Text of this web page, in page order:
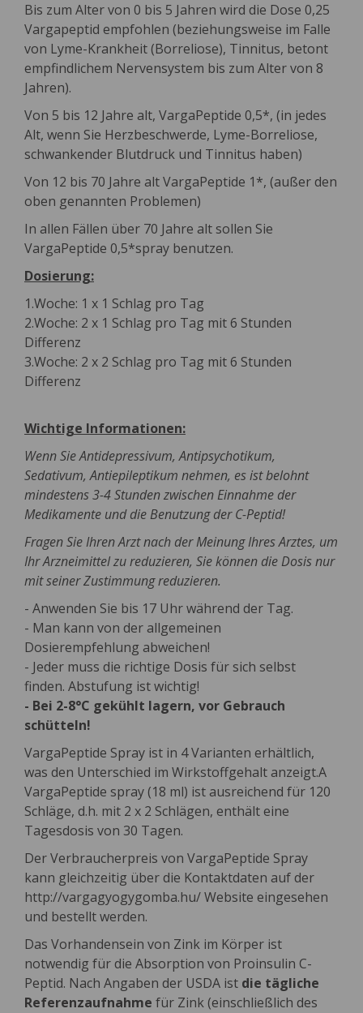
Bis zum Alter von 0 bis 5 Jahren wird die Dose 0,25
Vargapeptid empfohlen (beziehungsweise im Falle
von Lyme-Krankheit (Borreliose), Tinnitus, betont
empfindlichem Nervensystem bis zum Alter von 8
Jahren).
Von 5 bis 12 Jahre alt, VargaPeptide 0,5*, (in jedes
Alt, wenn Sie Herzbeschwerde, Lyme-Borreliose,
schwankender Blutdruck und Tinnitus haben)
Von 12 bis 70 Jahre alt VargaPeptide 1*, (außer den
oben genannten Problemen)
In allen Fällen über 70 Jahre alt sollen Sie
VargaPeptide 0,5*spray benutzen.
Dosierung:
1.Woche: 1 x 1 Schlag pro Tag
2.Woche: 2 x 1 Schlag pro Tag mit 6 Stunden
Differenz
3.Woche: 2 x 2 Schlag pro Tag mit 6 Stunden
Differenz
Wichtige Informationen:
Wenn Sie Antidepressivum, Antipsychotikum,
Sedativum, Antiepileptikum nehmen, es ist belohnt
mindestens 3-4 Stunden zwischen Einnahme der
Medikamente und die Benutzung der C-Peptid!
Fragen Sie Ihren Arzt nach der Meinung Ihres Arztes, um
Ihr Arzneimittel zu reduzieren, Sie können die Dosis nur
mit seiner Zustimmung reduzieren.
- Anwenden Sie bis 17 Uhr während der Tag.
- Man kann von der allgemeinen
Dosierempfehlung abweichen!
- Jeder muss die richtige Dosis für sich selbst
finden. Abstufung ist wichtig!
- Bei 2-8°C gekühlt lagern, vor Gebrauch
schütteln!
VargaPeptide Spray ist in 4 Varianten erhältlich,
was den Unterschied im Wirkstoffgehalt anzeigt.A
VargaPeptide spray (18 ml) ist ausreichend für 120
Schläge, d.h. mit 2 x 2 Schlägen, enthält eine
Tagesdosis von 30 Tagen.
Der Verbraucherpreis von VargaPeptide Spray
kann gleichzeitig über die Kontaktdaten auf der
http://vargagyogygomba.hu/ Website eingesehen
und bestellt werden.
Das Vorhandensein von Zink im Körper ist
notwendig für die Absorption von Proinsulin C-
Peptid. Nach Angaben der USDA ist die tägliche
Referenzaufnahme für Zink (einschließlich des